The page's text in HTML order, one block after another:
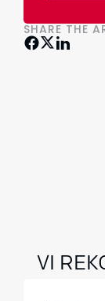
SHARE THE
VI